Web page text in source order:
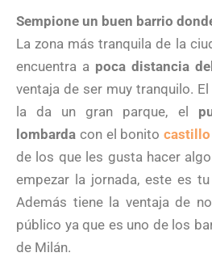
Sempione un buen barrio
La zona más tranquila de la
encuentra a poca distancia
ventaja de ser muy tranquilo.
la da un gran parque, el
lombarda con el bonito castillo
de los que les gusta hacer
empezar la jornada, este es
Además tiene la ventaja de
público ya que es uno de los
de Milán.